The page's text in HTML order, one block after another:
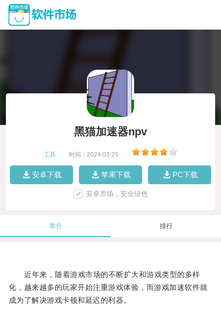
黑猫加速器npv
工具 时间：2024-03-25
安卓下载 苹果下载 PC下载
安卓市场，安全绿色
简介 排行
近年来，随着游戏市场的不断扩大和游戏类型的多样
化，越来越多的玩家开始注重游戏体验，而游戏加速软件就
成为了解决游戏卡顿和延迟的利器。